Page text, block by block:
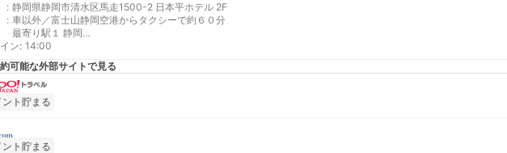
:
静岡県静岡市清水区馬走1500-2 日本平ホテル 2F
: 車以外／富士山静岡空港からタクシーで約６０分
最寄り駅１ 静岡
最寄り駅２ 東静岡
最寄り駅３ 清水
ン: 14:00
可能な外部サイトで見る
ント貯まる
ント貯まる